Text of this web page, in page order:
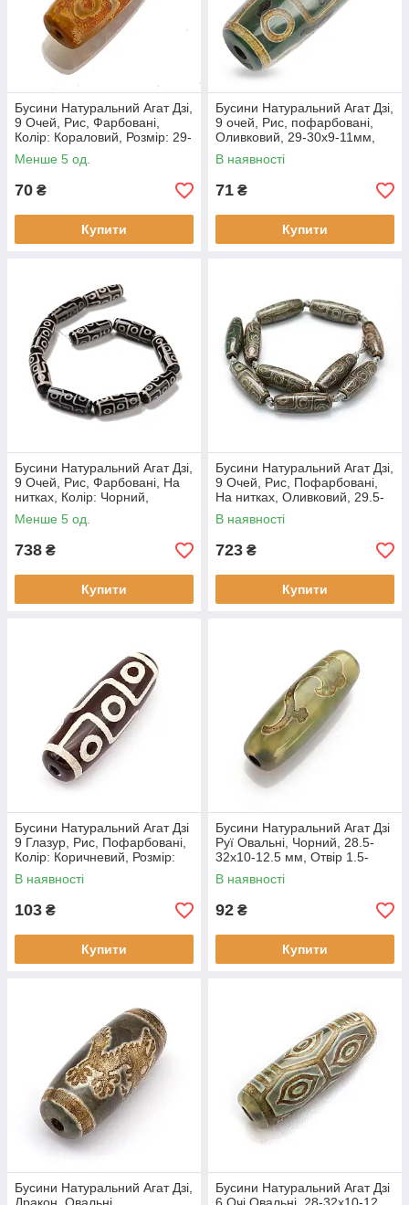
Бусини Натуральний Агат Дзі,
9 Очей, Рис, Фарбовані,
Колір: Кораловий, Розмір: 29-
30х 9-11 мм, Отвір 2.5-3 мм,
(1 шт)
Менше 5 од.
70 ₴
Купити
Бусини Натуральний Агат Дзі,
9 очей, Рис, пофарбовані,
Оливковий, 29-30х9-11мм,
Отвір 2.5-3 мм, (1 шт.)
В наявності
71 ₴
Купити
Бусини Натуральний Агат Дзі,
9 Очей, Рис, Фарбовані, На
нитках, Колір: Чорний,
Розмір: 29.5-30х10.5-12мм,
(1 нитка)
Менше 5 од.
738 ₴
Купити
Бусини Натуральний Агат Дзі,
9 Очей, Рис, Пофарбовані,
На нитках, Оливковий, 29.5-
30х10.5-12 мм, Отвір 3 мм, (1
нитка)
В наявності
723 ₴
Купити
Бусини Натуральний Агат Дзі
9 Глазур, Рис, Пофарбовані,
Колір: Коричневий, Розмір:
40x14 мм, Отвірі 3 мм, (1 шт)
В наявності
103 ₴
Купити
Бусини Натуральний Агат Дзі
Руї Овальні, Чорний, 28.5-
32x10-12.5 мм, Отвір 1.5-
3мм, (1 шт.)
В наявності
92 ₴
Купити
Бусини Натуральний Агат Дзі,
Бусини Натуральний Агат Дзі